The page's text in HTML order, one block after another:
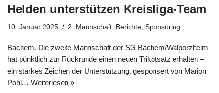
Helden unterstützen Kreisliga-Team
10. Januar 2025 2. Mannschaft Berichte Sponsoring
Bachem. Die zweite Mannschaft der SG Bachem/Walporzheim
hat pünktlich zur Rückrunde einen neuen Trikotsatz erhalten –
ein starkes Zeichen der Unterstützung, gesponsert von Marion
Pohl… Weiterlesen »